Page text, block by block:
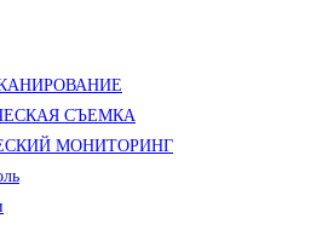
СЪЕМКА
МОНИТОРИНГ